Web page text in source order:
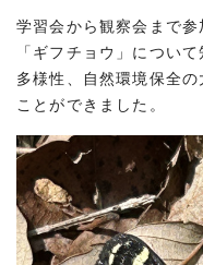
学習会から観察会まで
「ギフチョウ」につい
多様性、自然環境保全
ことができました。